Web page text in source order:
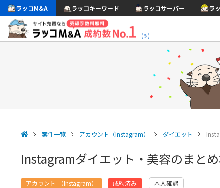
ラッコM&A ラッコキーワード ラッコサーバー ラ
(※)
案件一覧 アカウント（Instagram） ダイエット
Instagramダイエット・美容のまと
アカウント （Instagram） 成約済み 本人確認